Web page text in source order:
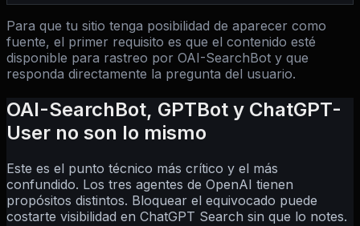
Para que tu sitio tenga posibilidad de aparecer como
fuente, el primer requisito es que el contenido esté
disponible para rastreo por OAI-SearchBot y que
responda directamente la pregunta del usuario.
OAI-SearchBot, GPTBot y ChatGPT-
User no son lo mismo
Este es el punto técnico más crítico y el más
confundido. Los tres agentes de OpenAI tienen
propósitos distintos. Bloquear el equivocado puede
costarte visibilidad en ChatGPT Search sin que lo notes.